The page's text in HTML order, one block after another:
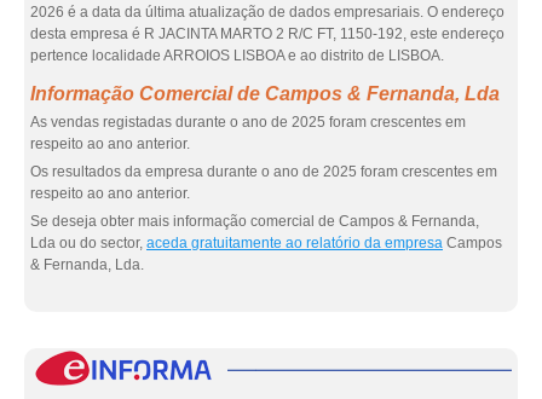
2026 é a data da última atualização de dados empresariais. O endereço
desta empresa é R JACINTA MARTO 2 R/C FT, 1150-192, este endereço
pertence localidade ARROIOS LISBOA e ao distrito de LISBOA.
Informação Comercial de Campos & Fernanda, Lda
As vendas registadas durante o ano de 2025 foram crescentes em
respeito ao ano anterior.
Os resultados da empresa durante o ano de 2025 foram crescentes em
respeito ao ano anterior.
Se deseja obter mais informação comercial de Campos & Fernanda,
Lda ou do sector, aceda gratuitamente ao relatório da empresa Campos
& Fernanda, Lda.